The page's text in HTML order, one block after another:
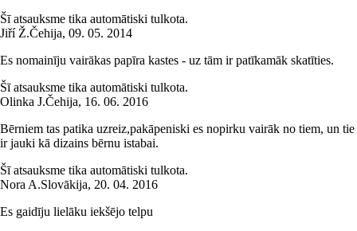
Šī atsauksme tika automātiski tulkota.
Jiří Ž.Čehija, 09. 05. 2014
Es nomainīju vairākas papīra kastes - uz tām ir patīkamāk skatīties.
Šī atsauksme tika automātiski tulkota.
Olinka J.Čehija, 16. 06. 2016
Bērniem tas patika uzreiz,pakāpeniski es nopirku vairāk no tiem, un tie
ir jauki kā dizains bērnu istabai.
Šī atsauksme tika automātiski tulkota.
Nora A.Slovākija, 20. 04. 2016
Es gaidīju lielāku iekšējo telpu